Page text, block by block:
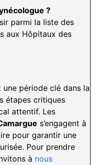
?
parmi la liste des
aux Hôpitaux des
période clé dans la
étapes critiques
attentif. Les
s’engagent à
pour garantir une
Pour prendre
à nous